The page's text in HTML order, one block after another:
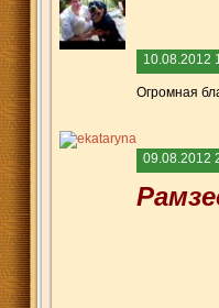
10.08.2012
Огромная
09.08.2012